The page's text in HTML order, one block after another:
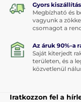
Gyors
Megbízható és
vagyunk a
csomagot a
Az áruk 90%-a
Saját kiterjedt
területen, és a
közvetlenül
Iratkozzon fel a